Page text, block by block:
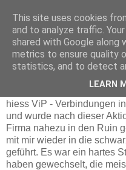
Thomas Dorn
hiess ViP - Verbindungen
und wurde nach dieser
Firma nahezu in den Ruin
mit mir wieder in die
geführt. Es war ein hartes
haben gewechselt, die
This site uses cookies
and to analyze traffic.
shared with Google along
metrics to ensure quality
statistics, and to detect
LEARN